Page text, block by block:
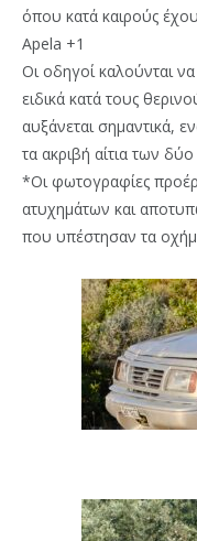
όπου κατά καιρούς
Apela +1
Οι οδηγοί καλούνται
ειδικά κατά τους
αυξάνεται σημαντικά,
τα ακριβή αίτια των
*Οι φωτογραφίες
ατυχημάτων και
που υπέστησαν τα